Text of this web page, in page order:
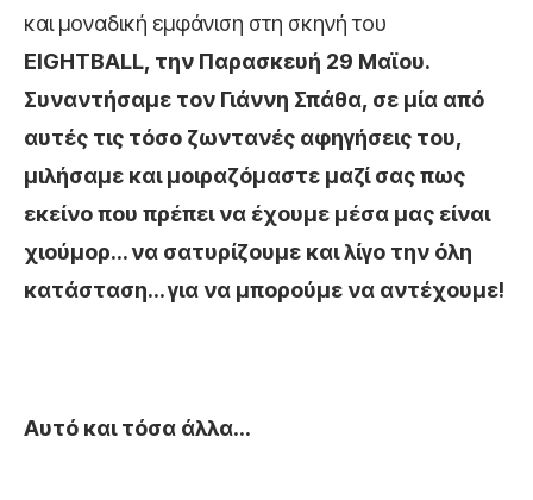
και μοναδική εμφάνιση στη σκηνή του
EIGHTBALL, την Παρασκευή 29 Μαϊου.
Συναντήσαμε τον Γιάννη Σπάθα, σε μία από
αυτές τις τόσο ζωντανές αφηγήσεις του,
μιλήσαμε και μοιραζόμαστε μαζί σας πως
εκείνο που πρέπει να έχουμε μέσα μας είναι
χιούμορ… να σατυρίζουμε και λίγο την όλη
κατάσταση… για να μπορούμε να αντέχουμε!
Αυτό και τόσα άλλα…